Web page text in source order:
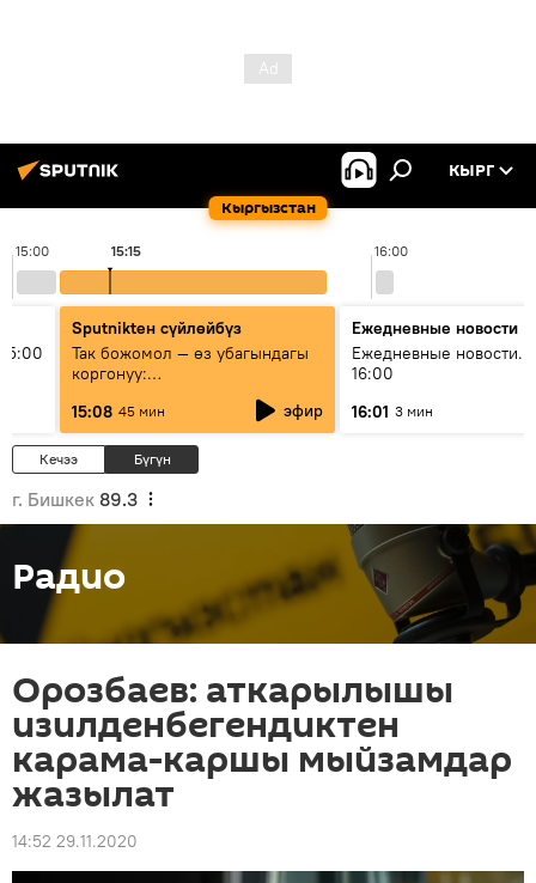
Кыргызстан
КЫРГ
15:00 16:00
15:15
Sputnikteн сүйлөйбүз
Так божомол — өз убагындагы
коргонуу:
гидрометеорологиялык кызмат
кантип өркүндөтүлүүдө
15:08 45 мин эфир
Ежедневные новости
Ежедневные новости.
16:00
16:01 3 мин
Кечээ Бүгүн
г. Бишкек 89.3
Радио
Орозбаев: аткарылышы
изилденбегендиктен
карама-каршы мыйзамдар
жазылат
14:52 29.11.2020